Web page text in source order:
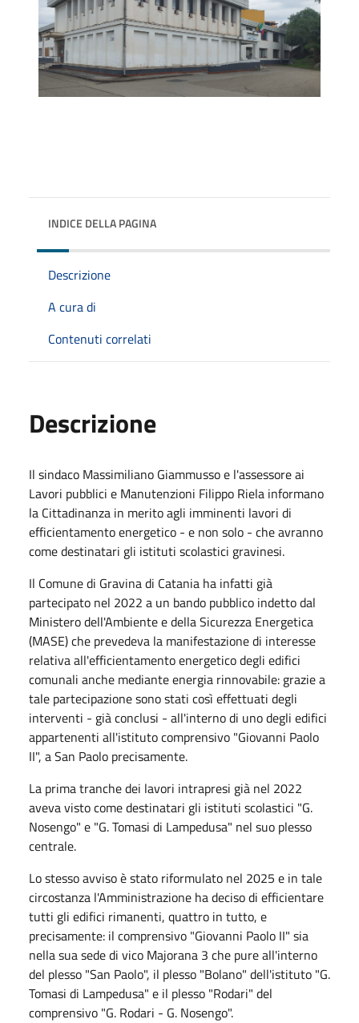
INDICE DELLA PAGINA
Descrizione
A cura di
Contenuti correlati
Descrizione
Il sindaco Massimiliano Giammusso e l'assessore ai
Lavori pubblici e Manutenzioni Filippo Riela informano
la Cittadinanza in merito agli imminenti lavori di
efficientamento energetico - e non solo - che avranno
come destinatari gli istituti scolastici gravinesi.
Il Comune di Gravina di Catania ha infatti già
partecipato nel 2022 a un bando pubblico indetto dal
Ministero dell'Ambiente e della Sicurezza Energetica
(MASE) che prevedeva la manifestazione di interesse
relativa all'efficientamento energetico degli edifici
comunali anche mediante energia rinnovabile: grazie a
tale partecipazione sono stati così effettuati degli
interventi - già conclusi - all'interno di uno degli edifici
appartenenti all'istituto comprensivo "Giovanni Paolo
II", a San Paolo precisamente.
La prima tranche dei lavori intrapresi già nel 2022
aveva visto come destinatari gli istituti scolastici "G.
Nosengo" e "G. Tomasi di Lampedusa" nel suo plesso
centrale.
Lo stesso avviso è stato riformulato nel 2025 e in tale
circostanza l'Amministrazione ha deciso di efficientare
tutti gli edifici rimanenti, quattro in tutto, e
precisamente: il comprensivo "Giovanni Paolo II" sia
nella sua sede di vico Majorana 3 che pure all'interno
del plesso "San Paolo", il plesso "Bolano" dell'istituto "G.
Tomasi di Lampedusa" e il plesso "Rodari" del
comprensivo "G. Rodari - G. Nosengo".